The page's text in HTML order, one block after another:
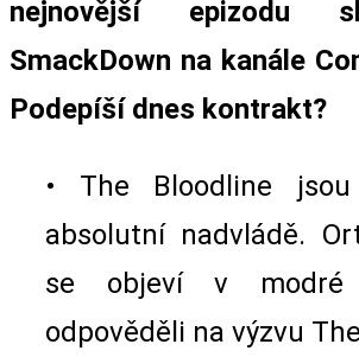
nejnovější epizodu
SmackDown na kanále
Podepíší dnes kontrakt?
• The Bloodline
absolutní nadvládě.
se objeví v modré
odpověděli na výzvu